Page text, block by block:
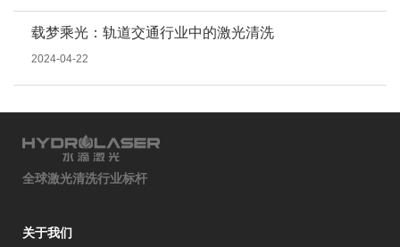
载梦乘光：轨道交通行业中的激光清洗
2024-04-22
全球激光清洗行业标杆
关于我们